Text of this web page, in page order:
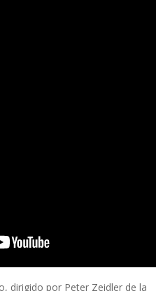
dirigido por Peter Zeidler de la